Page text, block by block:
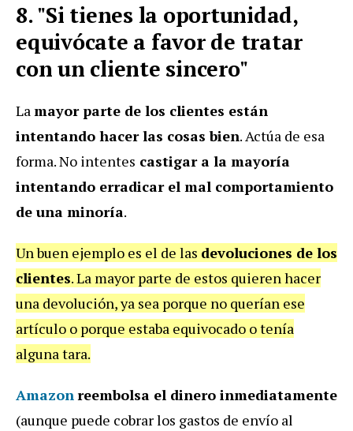
8. "Si tienes la oportunidad,
equivócate a favor de tratar
con un cliente sincero"
Lamayor parte de los clientes están
intentando hacer las cosas bien. Actúa de esa
forma. No intentes castigar a la mayoría
intentando erradicar el mal comportamiento
de una minoría.
Un buen ejemplo es el de las devoluciones de los
clientes. La mayor parte de estos quieren hacer
una devolución, ya sea porque no querían ese
artículo o porque estaba equivocado o tenía
alguna tara.
Amazonreembolsa el dinero inmediatamente
(aunque puede cobrar los gastos de envío al